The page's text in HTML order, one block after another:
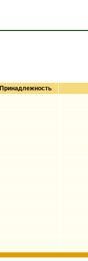
Принадлежность